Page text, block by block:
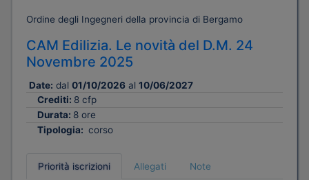
Ordine degli Ingegneri della provincia di Bergamo
CAM Edilizia. Le novità del D.M. 24
Novembre 2025
Date: dal 01/10/2026 al 10/06/2027
Crediti: 8 cfp
Durata: 8 ore
Tipologia: corso
Priorità iscrizioni Allegati
Note